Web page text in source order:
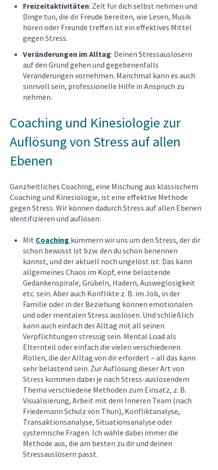
Freizeitaktivitäten: Zeit für dich selbst nehmen und
Dinge tun, die dir Freude bereiten, wie Lesen, Musik
hören oder Freunde treffen ist ein effektives Mittel
gegen Stress.
Veränderungen im Alltag: Deinen Stressauslösern
auf den Grund gehen und gegebenenfalls
Veränderungen vornehmen. Manchmal kann es auch
sinnvoll sein, professionelle Hilfe in Anspruch zu
nehmen.
Coaching und Kinesiologie zur
Auflösung von Stress auf allen
Ebenen
Ganzheitliches Coaching, eine Mischung aus klassischem
Coaching und Kinesiologie, ist eine effektive Methode
gegen Stress. Wir können dadurch Stress auf allen Ebenen
identifizieren und auflösen:
Mit Coaching kümmern wir uns um den Stress, der dir
schon bewusst ist bzw. den du schon benennen
kannst, und der aktuell noch ungelöst ist. Das kann
allgemeines Chaos im Kopf, eine belastende
Gedankenspirale, Grübeln, Hadern, Ausweglosigkeit
etc. sein. Aber auch Konflikte z. B. im Job, in der
Familie oder in der Beziehung können emotionalen
und oder mentalen Stress auslösen. Und schließlich
kann auch einfach der Alltag mit all seinen
Verpflichtungen stressig sein. Mental Load als
Elternteil oder einfach die vielen verschiedenen
Rollen, die der Alltag von dir erfordert – all das kann
sehr belastend sein. Zur Auflösung dieser Art von
Stress kommen dabei je nach Stress-auslösendem
Thema verschiedene Methoden zum Einsatz, z. B.
Visualisierung, Arbeit mit dem Inneren Team (nach
Friedemann Schulz von Thun), Konfliktanalyse,
Transaktionsanalyse, Situationsanalyse oder
systemische Fragen. Ich wähle dabei immer die
Methode aus, die am besten zu dir und deinen
Stressauslösern passt.